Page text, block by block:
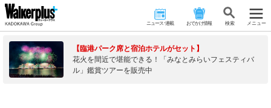
ニュース･連載 おでかけ情報 検 索 メニュー
【臨港パーク席と宿泊ホテルがセット】
花火を間近で堪能できる！「みなとみらいフェスティバ
ル」鑑賞ツアーを販売中